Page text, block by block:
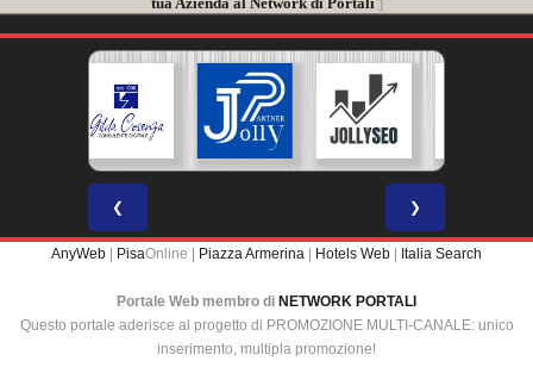
❮ ❯
AnyWeb PisaOnline | Piazza Armerina Hotels Web Italia Search
Portale Web membro di NETWORK PORTALI
Questo portale aderisce al progetto di PROMOZIONE MULTI-CANALE: unico
inserimento, multipla promozione!